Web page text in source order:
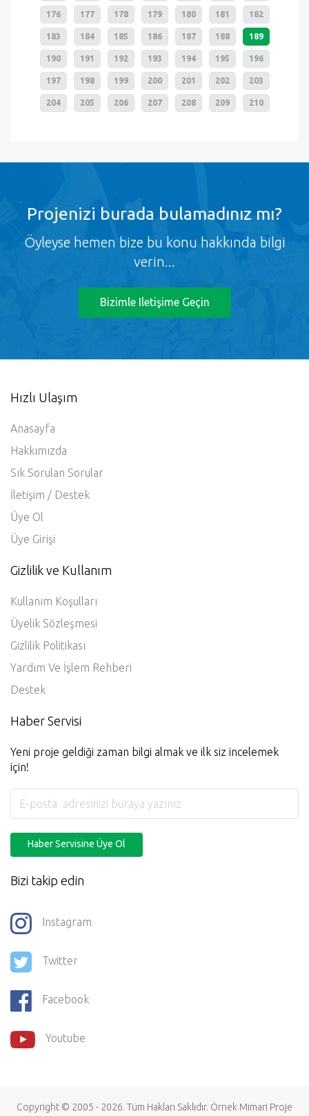
176 177 178 179 180 181 182
183 184 185 186 187 188 189
190 191 192 193 194 195 196
197 198 199 200 201 202 203
204 205 206 207 208 209 210
Projenizi burada bulamadınız mı?
Öyleyse hemen bize bu konu hakkında bilgi
verin...
Bizimle Iletişime Geçin
Hızlı Ulaşım
Anasayfa
Hakkımızda
Sık Sorulan Sorular
İletişim / Destek
Üye Ol
Üye Girişi
Gizlilik ve Kullanım
Kullanım Koşulları
Üyelik Sözleşmesi
Gizlilik Politikası
Yardım Ve İşlem Rehberi
Destek
Haber Servisi
Yeni proje geldiği zaman bilgi almak ve ilk siz incelemek
için!
Haber Servisine Üye Ol
Bizi takip edin
Instagram
Twitter
Facebook
Youtube
Copyright © 2005 - 2026. Tüm Hakları Saklıdır. Örnek Mimari Proje